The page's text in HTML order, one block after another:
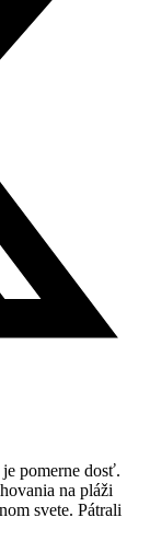
pomerne dosť.
na pláži
svete. Pátrali